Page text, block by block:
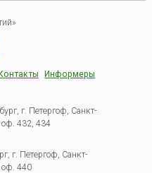
Контакты Информеры
г. Петергоф, Санкт-
оф. 432, 434
г. Петергоф, Санкт-
оф. 440